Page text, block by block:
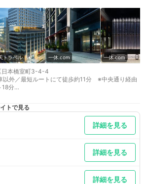
トラベル 一休.com 一休.com
日本橋室町3-4-4
以外／最短ルートにて徒歩約11分 ※中央通り経由
18分
前
日本橋
田
ルには駐車場はございません。
トで見る
詳細を見る
詳細を見る
詳細を見る